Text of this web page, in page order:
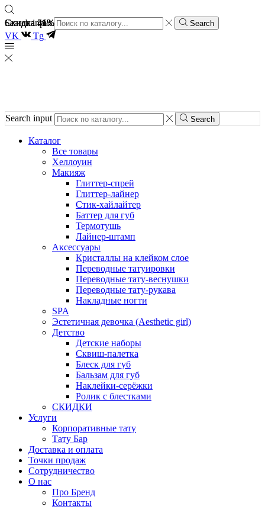
Search input Search
VK Tg
Search input Search
Каталог
Все товары
Хеллоуин
Макияж
Глиттер-спрей
Глиттер-лайнер
Стик-хайлайтер
Баттер для губ
Термотушь
Лайнер-штамп
Аксессуары
Кристаллы на клейком слое
Переводные татуировки
Переводные тату-веснушки
Переводные тату-рукава
Накладные ногти
SPA
Эстетичная девочка (Aesthetic girl)
Детство
Детские наборы
Сквиш-палетка
Блеск для губ
Бальзам для губ
Наклейки-серёжки
Ролик с блестками
СКИДКИ
Услуги
Корпоративные тату
Тату Бар
Доставка и оплата
Точки продаж
Сотрудничество
О нас
Про Бренд
Контакты
Скидка 51%
Скидка 46%
Скидка 51%